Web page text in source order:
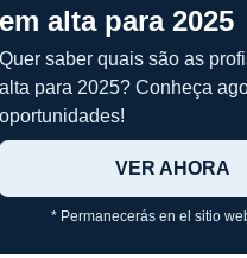
em alta para 2025
Quer saber quais são as
alta para 2025? Conheça
oportunidades!
VER AHORA
* Permanecerás en el sitio